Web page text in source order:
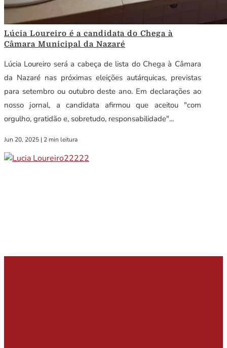
Lúcia Loureiro é a candidata do Chega à
Câmara Municipal da Nazaré
Lúcia Loureiro será a cabeça de lista do Chega à Câmara
da Nazaré nas próximas eleições autárquicas, previstas
para setembro ou outubro deste ano. Em declarações ao
nosso jornal, a candidata afirmou que aceitou "com
orgulho, gratidão e, sobretudo, responsabilidade"...
Jun 20, 2025 | 2 min leitura